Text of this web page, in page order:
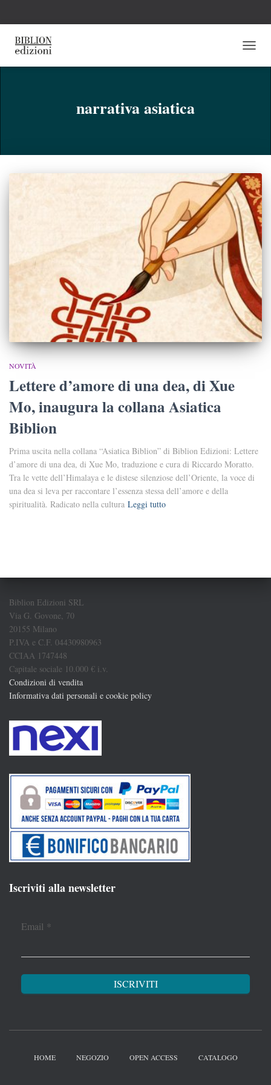
narrativa asiatica
NOVITÀ
Lettere d’amore di una dea, di Xue
Mo, inaugura la collana Asiatica
Biblion
Prima uscita nella collana “Asiatica Biblion” di Biblion Edizioni: Lettere
d’amore di una dea, di Xue Mo, traduzione e cura di Riccardo Moratto.
Tra le vette dell’Himalaya e le distese silenziose dell’Oriente, la voce di
una dea si leva per raccontare l’essenza stessa dell’amore e della
spiritualità. Radicato nella cultura Leggi tutto
Biblion Edizioni SRL
Via G. Govone, 70
20155 Milano
P.IVA e C.F. 04430980963
CCIAA 1747448
Capitale sociale 10.000 € i.v.
Condizioni di vendita
Informativa dati personali e cookie policy
Iscriviti alla newsletter
Email *
HOME NEGOZIO OPEN ACCESS CATALOGO